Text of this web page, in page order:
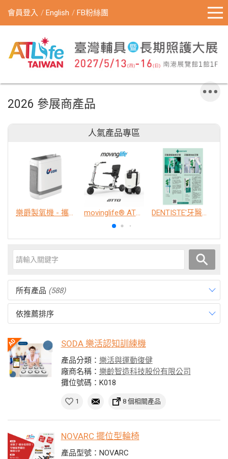
會員登入 English FB粉絲團
2026 參展商產品
人氣產品專區
樂爵製氧機 - 攜帶型 movinglife® ATTO新世代電動代步車 經典款 DENTISTE'牙醫選極敏感牙膏、抗蛀牙膏
所有產品 (588)
依推薦排序
SODA 樂活認知訓練機
產品分類： 樂活與運動復健
廠商名稱： 樂齡智造科技股份有限公司
攤位號碼：K018
1 8 個相關產品
NOVARC 擺位型輪椅
產品型號：NOVARC